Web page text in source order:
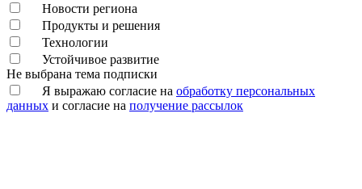
Новости региона
Продукты и решения
Технологии
Устойчивое развитие
Не выбрана тема подписки
Я выражаю согласие на обработку персональных
данных и согласие на получение рассылок